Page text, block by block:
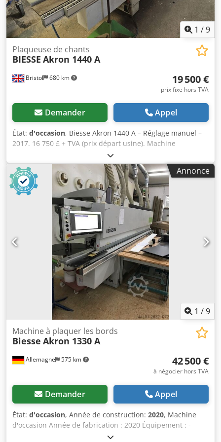
1 /9
Bristol 680 km
Plaqueuse de chants
BIESSE Akron 1440 A
19 500 €
prix fixe hors TVA
Demander Appel
État: d'occasion, Biesse Akron 1440 A – Réglage manuel –
2017. 16 750 £ + TVA (prix départ usine). Machine
d’application de chants avec réglage manuel et dotée de
plusieurs fraises pour chants fins et chants de 2 mm. Peut
également appliquer des chants de 8 mm. Unité de
commande PLC. Colle EVA, unité de préchauffage. Csdpfx
Anszm U Rns Ejha Zone de pression. Scies de tronçonnage
d’extrémité. Ébarbage des chants supérieur et inférieur.
2 arrondisseurs d’angle motorisés. Raclage des chants.
Racloir pour la ligne de colle. Polissage. La machine est
toujours en état de marche et est livrée avec un collecteur
d’aspiration.
Annonce
1 /9
Allemagne 575 km
Machine à plaquer les bords
Biesse Akron 1330 A
42 500 €
à négocier hors TVA
Demander Appel
État: d'occasion, Année de construction: 2020, Machine
d'occasion Année de fabrication : 2020 Équipement : -
Commande des agrégats via écran tactile - Agrégat